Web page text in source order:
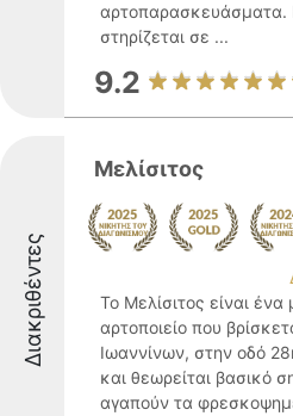
αρτοπαρασκευάσματα.
στηρίζεται σε ...
9.2
Διακριθέντες
Μελίσιτος
Το Μελίσιτος είναι ένα
αρτοποιείο που
Ιωαννίνων, στην οδό
και θεωρείται βασικό
αγαπούν τα